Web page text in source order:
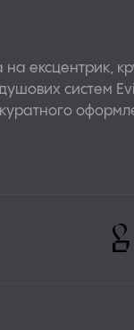
ексцентрик,
систем